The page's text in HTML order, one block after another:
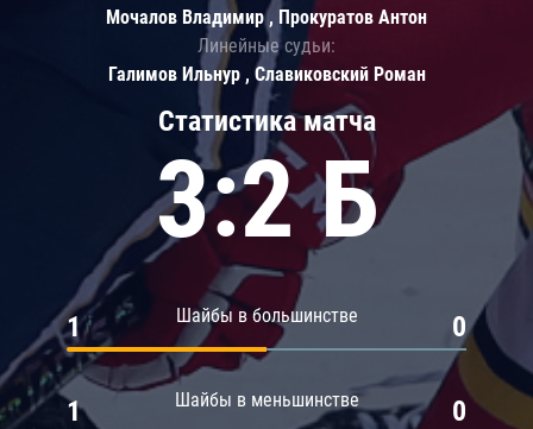
Статистика матча
3:2 Б
Шайбы в большинстве
1 0
Шайбы в меньшинстве
1 0
Мочалов Владимир , Прокуратов Антон
Линейные судьи:
Галимов Ильнур , Славиковский Роман